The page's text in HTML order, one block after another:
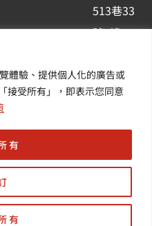
體驗、提供個人化的廣告或
接受所有」，即表示您同意
有
有
a
r
513巷33
號6樓
新訊 | 提
供您最新